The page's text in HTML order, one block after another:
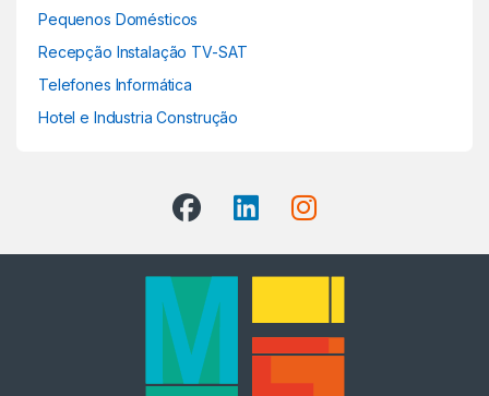
Pequenos Domésticos
Recepção Instalação TV-SAT
Telefones Informática
Hotel e Industria Construção